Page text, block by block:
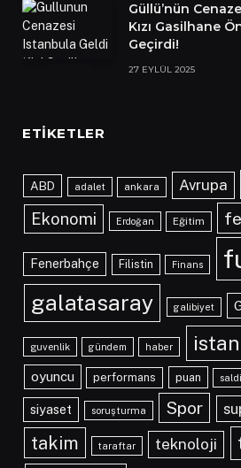
Güllü’nün
Kızı Gasilhane
Geçirdi!
27 EYLÜL 2025
ETIKETLER
ABD adalet ankara Avrupa
Ekonomi Erdoğan Eğitim
Fenerbahçe Filistin Finans
galatasaray galibiyet
guvenlik gündem haber
oyuncu performans puan
siyaset soruşturma Spor
takim taraftar teknoloji